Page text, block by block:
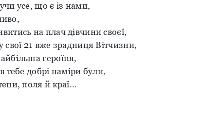
усе, що є із нами,
на плач дівчини своєї,
свої 21 вже зрадниця Вітчизни,
героїня,
тебе добрі наміри були,
поля й краї…